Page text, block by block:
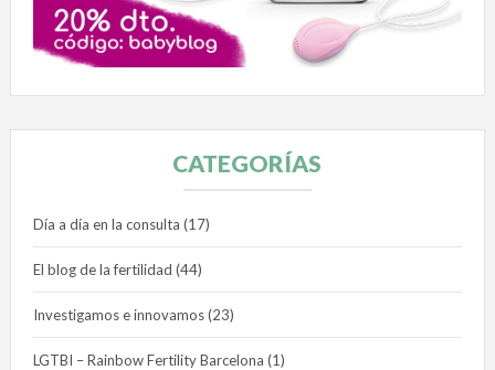
CATEGORÍAS
Día a día en la consulta (17)
El blog de la fertilidad (44)
Investigamos e innovamos(23)
LGTBI – Rainbow Fertility Barcelona (1)